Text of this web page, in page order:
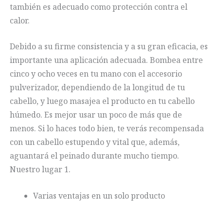
también es adecuado como protección contra el
calor.
Debido a su firme consistencia y a su gran eficacia, es
importante una aplicación adecuada. Bombea entre
cinco y ocho veces en tu mano con el accesorio
pulverizador, dependiendo de la longitud de tu
cabello, y luego masajea el producto en tu cabello
húmedo. Es mejor usar un poco de más que de
menos. Si lo haces todo bien, te verás recompensada
con un cabello estupendo y vital que, además,
aguantará el peinado durante mucho tiempo.
Nuestro lugar 1.
Varias ventajas en un solo producto